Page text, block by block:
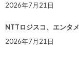
2026年7月21日
NTTロジスコ、エンタ
2026年7月21日